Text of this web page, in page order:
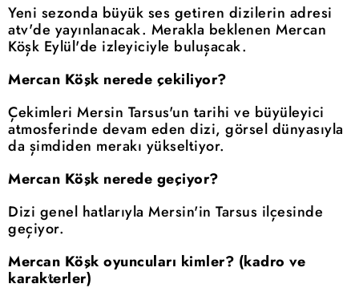
Yeni sezonda büyük ses getiren dizilerin adresi
atv'de yayınlanacak. Merakla beklenen Mercan
Köşk Eylül'de izleyiciyle buluşacak.
Mercan Köşk nerede çekiliyor?
Çekimleri Mersin Tarsus'un tarihi ve büyüleyici
atmosferinde devam eden dizi, görsel dünyasıyla
da şimdiden merakı yükseltiyor.
Mercan Köşk nerede geçiyor?
Dizi genel hatlarıyla Mersin'in Tarsus ilçesinde
geçiyor.
Mercan Köşk oyuncuları kimler? (kadro ve
karakterler)